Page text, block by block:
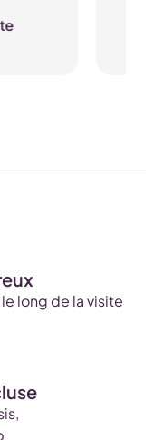
long de la visite